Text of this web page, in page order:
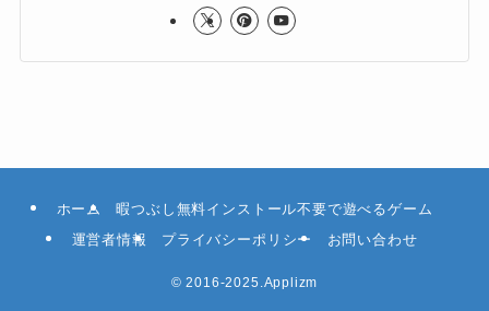
ホーム
暇つぶし無料インストール不要で遊べるゲーム
運営者情報
プライバシーポリシー お問い合わせ
© 2016-2025.Applizm